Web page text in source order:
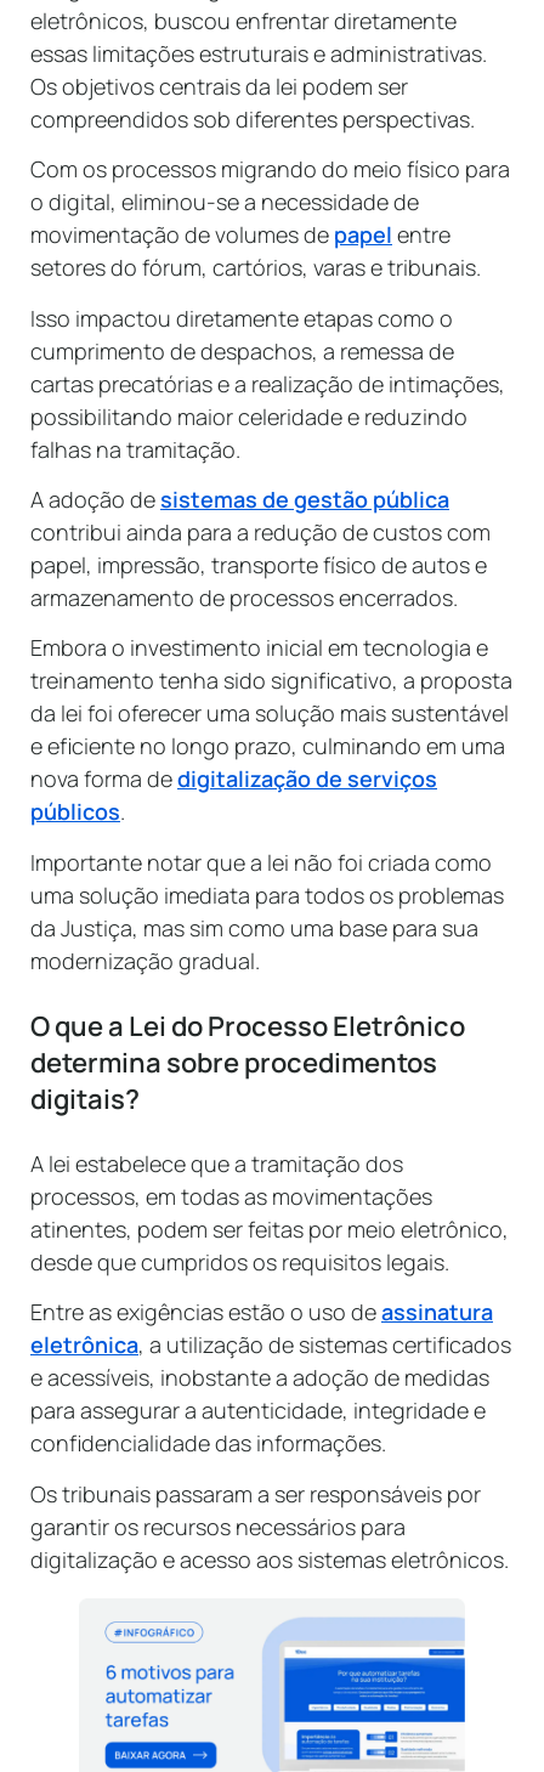
eletrônicos, buscou enfrentar diretamente
essas limitações estruturais e administrativas.
Os objetivos centrais da lei podem ser
compreendidos sob diferentes perspectivas.
Com os processos migrando do meio físico para
o digital, eliminou-se a necessidade de
movimentação de volumes de papel entre
setores do fórum, cartórios, varas e tribunais.
Isso impactou diretamente etapas como o
cumprimento de despachos, a remessa de
cartas precatórias e a realização de intimações,
possibilitando maior celeridade e reduzindo
falhas na tramitação.
A adoção desistemas de gestão pública
contribui ainda para a redução de custos com
papel, impressão, transporte físico de autos e
armazenamento de processos encerrados.
Embora o investimento inicial em tecnologia e
treinamento tenha sido significativo, a proposta
da lei foi oferecer uma solução mais sustentável
e eficiente no longo prazo, culminando em uma
nova forma dedigitalização de serviços
públicos.
Importante notar que a lei não foi criada como
uma solução imediata para todos os problemas
da Justiça, mas sim como uma base para sua
modernização gradual.
O que a Lei do Processo Eletrônico
determina sobre procedimentos
digitais?
A lei estabelece que a tramitação dos
processos, em todas as movimentações
atinentes, podem ser feitas por meio eletrônico,
desde que cumpridos os requisitos legais.
Entre as exigências estão o uso deassinatura
eletrônica, a utilização de sistemas certificados
e acessíveis, inobstante a adoção de medidas
para assegurar a autenticidade, integridade e
confidencialidade das informações.
Os tribunais passaram a ser responsáveis por
garantir os recursos necessários para
digitalização e acesso aos sistemas eletrônicos.